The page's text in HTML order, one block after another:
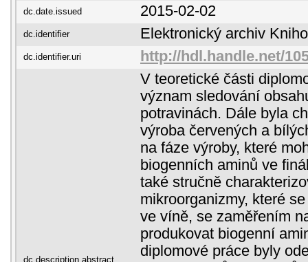
dc.date.issued 2015-02-02
dc.identifier Elektronický archiv
dc.identifier.uri http://hdl.handle.net/
dc.description.abstract
V teoretické části
význam sledování
potravinách. Dále byla
výroba červených a
na fáze výroby, které
biogenních aminů ve
také stručně
mikroorganizmy, které
ve víně, se zaměřením
produkovat biogenní
diplomové práce byly